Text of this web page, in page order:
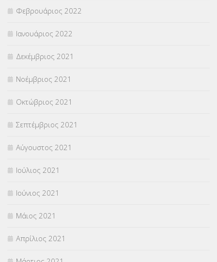
Φεβρουάριος 2022
Ιανουάριος 2022
Δεκέμβριος 2021
Νοέμβριος 2021
Οκτώβριος 2021
Σεπτέμβριος 2021
Αύγουστος 2021
Ιούλιος 2021
Ιούνιος 2021
Μάιος 2021
Απρίλιος 2021